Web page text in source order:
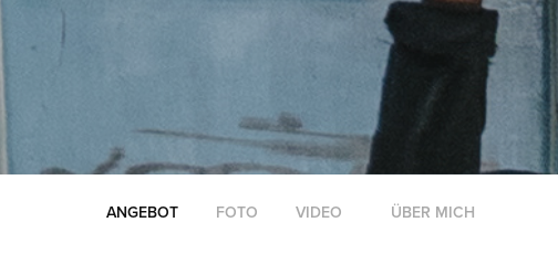
ANGEBOT FOTO VIDEO ÜBER MICH